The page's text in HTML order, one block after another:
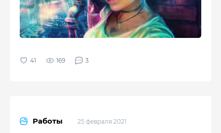
169 3
Работы 25 февраля 2021